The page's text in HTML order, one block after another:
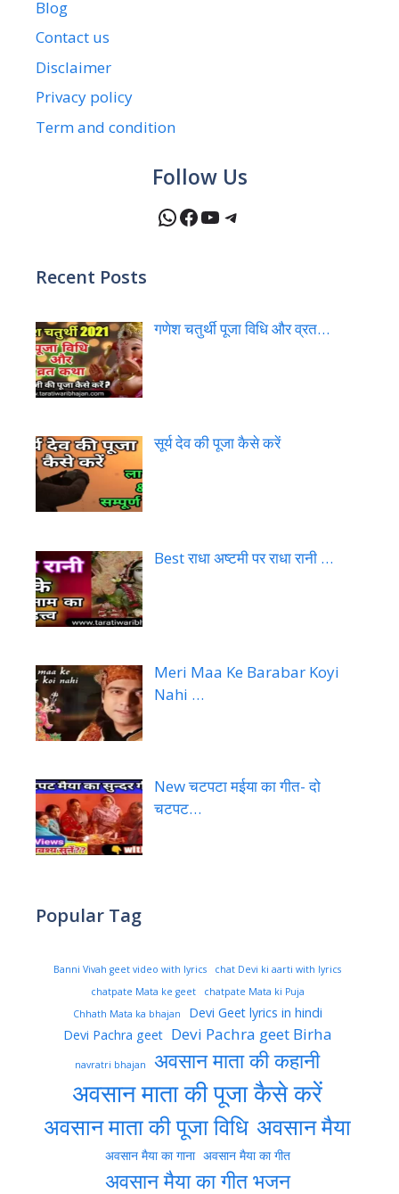
Blog
Contact us
Disclaimer
Privacy policy
Term and condition
Follow Us
WhatsApp
Facebook
YouTube
Telegram
Recent Posts
गणेश चतुर्थी पूजा विधि और व्रत…
सूर्य देव की पूजा कैसे करें
Best राधा अष्टमी पर राधा रानी …
Meri Maa Ke Barabar Koyi
Nahi …
New चटपटा मईया का गीत- दो
चटपट…
Popular Tag
Banni Vivah geet video with lyrics
chat Devi ki aarti with lyrics
chatpate Mata ke geet
chatpate Mata ki Puja
Chhath Mata ka bhajan
Devi Geet lyrics in hindi
Devi Pachra geet Devi Pachra geet Birha
navratri bhajan अवसान माता की कहानी
अवसान माता की पूजा कैसे करें
अवसान माता की पूजा विधि अवसान मैया
अवसान मैया का गाना अवसान मैया का गीत
अवसान मैया का गीत भजन